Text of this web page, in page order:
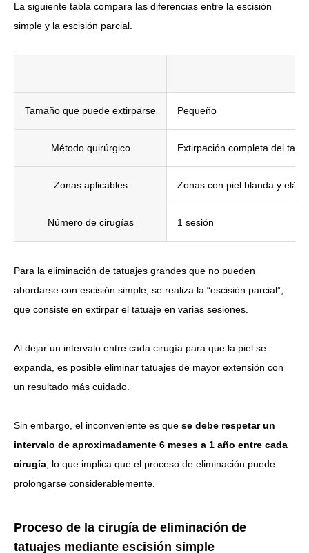
La siguiente tabla compara las diferencias entre la escisión
simple y la escisión parcial.
Tamaño que puede extirparse Pequeño
Método quirúrgico Extirpación completa del
Zonas aplicables Zonas con piel blanda y
Número de cirugías 1 sesión
Para la eliminación de tatuajes grandes que no pueden
abordarse con escisión simple, se realiza la “escisión parcial”,
que consiste en extirpar el tatuaje en varias sesiones.
Al dejar un intervalo entre cada cirugía para que la piel se
expanda, es posible eliminar tatuajes de mayor extensión con
un resultado más cuidado.
Sin embargo, el inconveniente es que se debe respetar un
intervalo de aproximadamente 6 meses a 1 año entre cada
cirugía , lo que implica que el proceso de eliminación puede
prolongarse considerablemente.
Proceso de la cirugía de eliminación de
tatuajes mediante escisión simple